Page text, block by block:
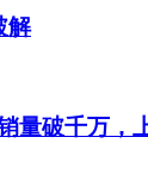
解
量破千万，